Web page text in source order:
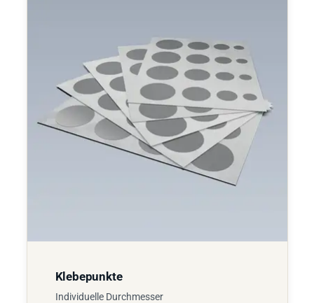
Klebepunkte
Individuelle Durchmesser